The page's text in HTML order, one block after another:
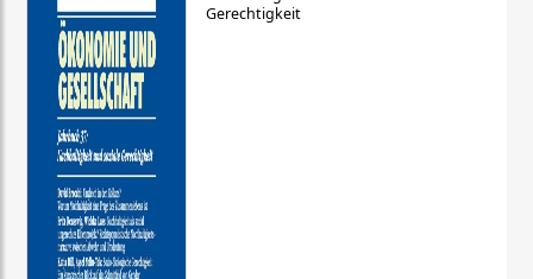
Gerechtigkeit